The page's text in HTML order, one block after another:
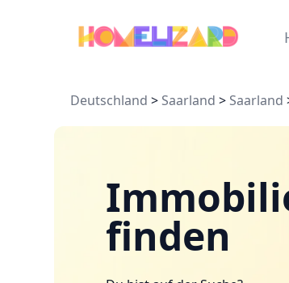
Deutschland > Saarland > Saarland
finden